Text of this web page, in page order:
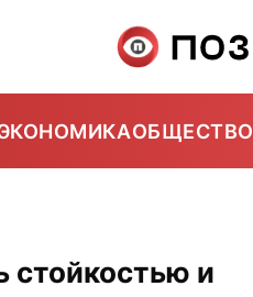
ОБЩЕСТВО
стойкостью и